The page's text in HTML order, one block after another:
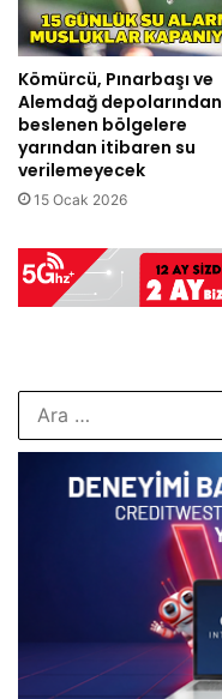
Kömürcü, Pınarbaşı ve
Alemdağ depolarından
beslenen bölgelere
yarından itibaren su
verilemeyecek
15 Ocak 2026